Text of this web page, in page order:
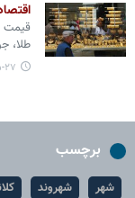
قیمت
طلا،
برچسب
شهر شهروند